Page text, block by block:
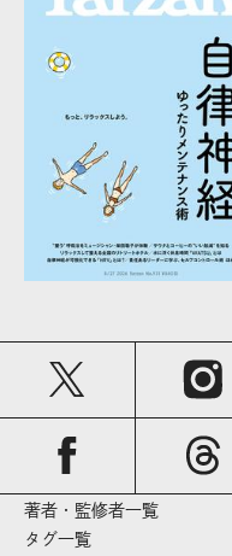
著者・監修者一覧
タグ一覧